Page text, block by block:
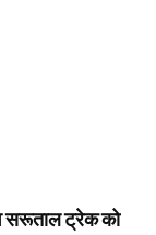
सरूताल ट्रेक को